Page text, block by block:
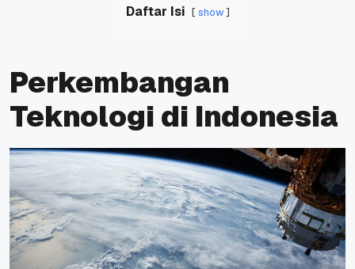
Daftar Isi show
Perkembangan
Teknologi di Indonesia